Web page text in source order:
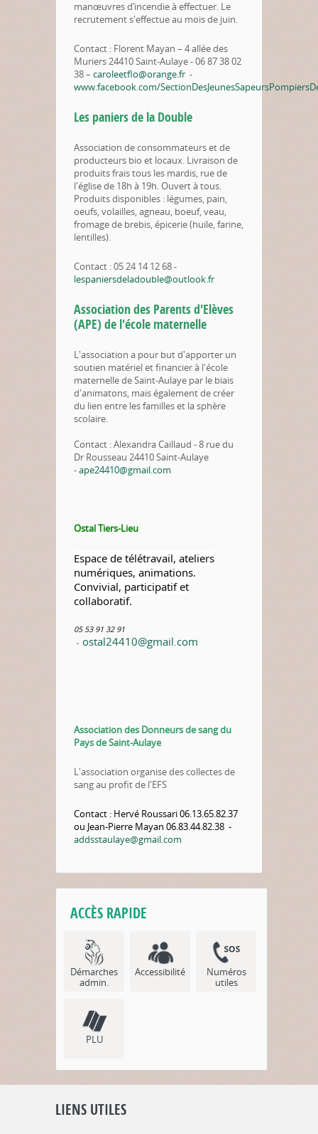
manœuvres d’incendie à effectuer. Le
recrutement s'effectue au mois de juin.
Contact : Florent Mayan – 4 allée des
Muriers 24410 Saint-Aulaye - 06 87 38 02
38 – caroleetflo@orange.fr -
www.facebook.com/
Les paniers de la Double
Association de consommateurs et de
producteurs bio et locaux. Livraison de
produits frais tous les mardis, rue de
l'église de 18h à 19h. Ouvert à tous.
Produits disponibles : légumes, pain,
oeufs, volailles, agneau, boeuf, veau,
fromage de brebis, épicerie (huile, farine,
lentilles).
Contact : 05 24 14 12 68 -
lespaniersdeladouble@outlook.fr
Association des Parents d'Elèves
(APE) de l'école maternelle
L'association a pour but d'apporter un
soutien matériel et financier à l'école
maternelle de Saint-Aulaye par le biais
d'animatons, mais également de créer
du lien entre les familles et la sphère
scolaire.
Contact : Alexandra Caillaud - 8 rue du
Dr Rousseau 24410 Saint-Aulaye
-ape24410@gmail.com
Ostal Tiers-Lieu
Espace de télétravail, ateliers
numériques, animations.
Convivial, participatif et
collaboratif.
05 53 91 32 91
- ostal24410@gmail.com
Association des Donneurs de sang du
Pays de Saint-Aulaye
L'association organise des collectes de
sang au profit de l'EFS
Contact : Hervé Roussari 06.13.65.82.37
ou Jean-Pierre Mayan 06.83.44.82.38 -
addsstaulaye@gmail.com
ACCÈS RAPIDE
Démarches
admin.
Accessibilité
Numéros
utiles
PLU
LIENS UTILES